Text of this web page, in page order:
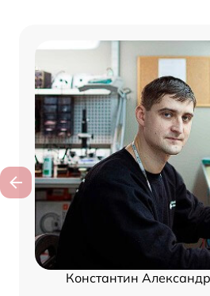
Константин